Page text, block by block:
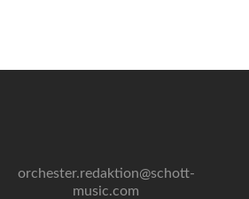
orchester.redaktion@schott-
music.com